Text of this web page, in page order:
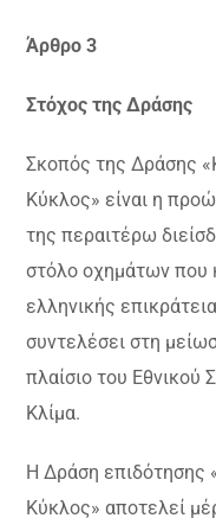
Άρθρο 3
Στόχος της Δράσης
Σκοπός της Δράσης
Κύκλος» είναι η
της περαιτέρω
στόλο οχημάτων που
ελληνικής
συντελέσει στη
πλαίσιο του Εθνικού
Κλίμα.
Η Δράση επιδότησης
Κύκλος» αποτελεί